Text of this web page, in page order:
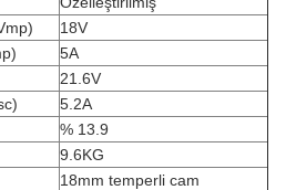
18V
5A
21.6V
5.2A
% 13.9
9.6KG
18mm temperli cam